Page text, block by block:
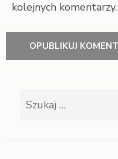
kolejnych komentarzy.
Szukaj: